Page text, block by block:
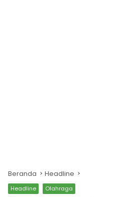
Beranda Headline
Headline Olahraga